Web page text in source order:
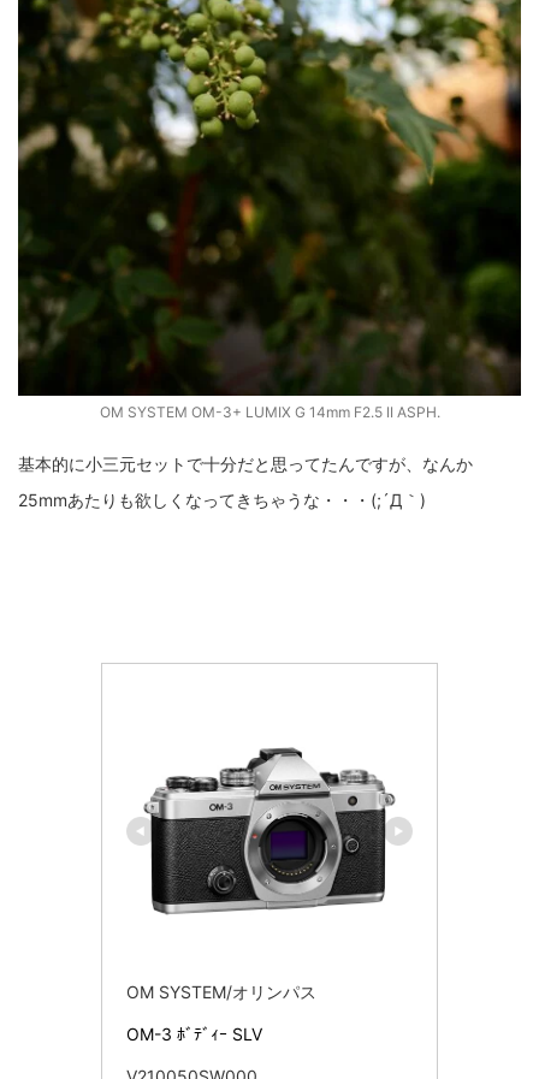
OM SYSTEM OM-3+ LUMIX G 14mm F2.5 II ASPH.
基本的に小三元セットで十分だと思ってたんですが、なんか
25mmあたりも欲しくなってきちゃうな・・・(;´Д｀)
OM SYSTEM/オリンパス
OM-3 ﾎﾞﾃﾞｨｰ SLV